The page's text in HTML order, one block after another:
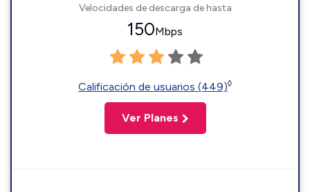
Velocidades de descarga de hasta
150Mbps
Calificación de usuarios (449)◊
Ver Planes